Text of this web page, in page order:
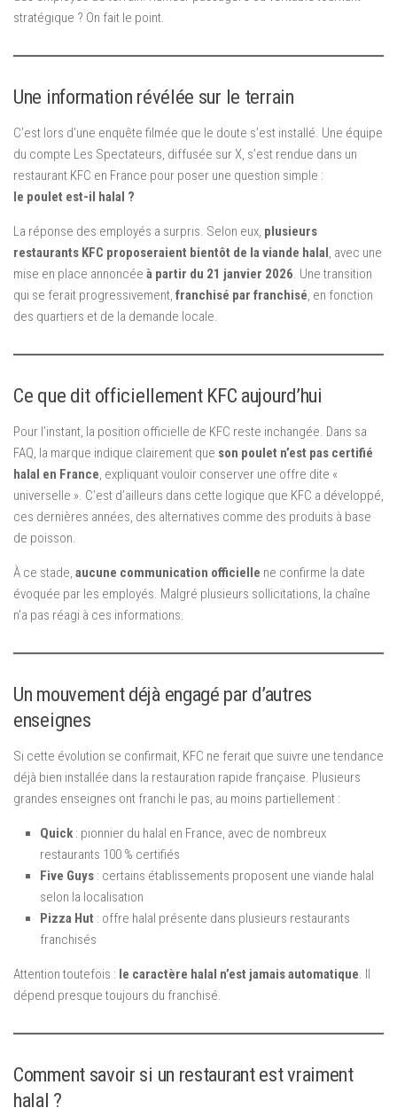
stratégique ? On fait le point.
Une information révélée sur le terrain
C’est lors d’une enquête filmée que le doute s’est installé. Une équipe
du compte Les Spectateurs, diffusée sur X, s’est rendue dans un
restaurant KFC en France pour poser une question simple :
le poulet est-il halal ?
La réponse des employés a surpris. Selon eux, plusieurs
restaurants KFC proposeraient bientôt de la viande halal, avec une
mise en place annoncée à partir du 21 janvier 2026. Une transition
qui se ferait progressivement, franchisé par franchisé, en fonction
des quartiers et de la demande locale.
Ce que dit officiellement KFC aujourd’hui
Pour l’instant, la position officielle de KFC reste inchangée. Dans sa
FAQ, la marque indique clairement que son poulet n’est pas certifié
halal en France, expliquant vouloir conserver une offre dite «
universelle ». C’est d’ailleurs dans cette logique que KFC a développé,
ces dernières années, des alternatives comme des produits à base
de poisson.
À ce stade, aucune communication officielle ne confirme la date
évoquée par les employés. Malgré plusieurs sollicitations, la chaîne
n’a pas réagi à ces informations.
Un mouvement déjà engagé par d’autres
enseignes
Si cette évolution se confirmait, KFC ne ferait que suivre une tendance
déjà bien installée dans la restauration rapide française. Plusieurs
grandes enseignes ont franchi le pas, au moins partiellement :
Quick: pionnier du halal en France, avec de nombreux
restaurants 100 % certifiés
Five Guys : certains établissements proposent une viande halal
selon la localisation
Pizza Hut : offre halal présente dans plusieurs restaurants
franchisés
Attention toutefois : le caractère halal n’est jamais automatique. Il
dépend presque toujours du franchisé.
Comment savoir si un restaurant est vraiment
halal ?